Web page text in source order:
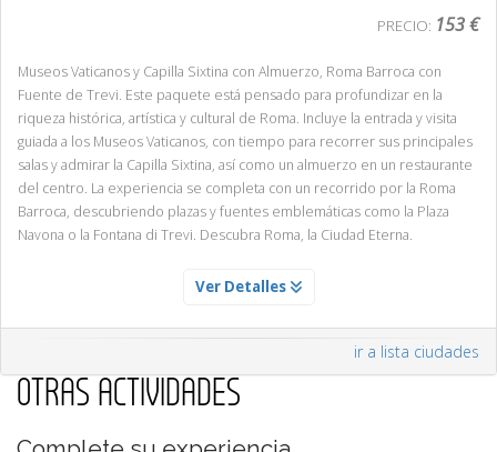
PRECIO: 153 €
Museos Vaticanos y Capilla Sixtina con Almuerzo, Roma Barroca con
Fuente de Trevi. Este paquete está pensado para profundizar en la
riqueza histórica, artística y cultural de Roma. Incluye la entrada y visita
guiada a los Museos Vaticanos, con tiempo para recorrer sus principales
salas y admirar la Capilla Sixtina, así como un almuerzo en un restaurante
del centro. La experiencia se completa con un recorrido por la Roma
Barroca, descubriendo plazas y fuentes emblemáticas como la Plaza
Navona o la Fontana di Trevi. Descubra Roma, la Ciudad Eterna.
ALMUERZO EN RESTAURANTE CENTRICO DE ROMA
Disfrute de una comida en un restaurante en el centro de la ciudad.
Servicio Día 1
Ver Detalles
ir a lista ciudades
OTRAS ACTIVIDADES